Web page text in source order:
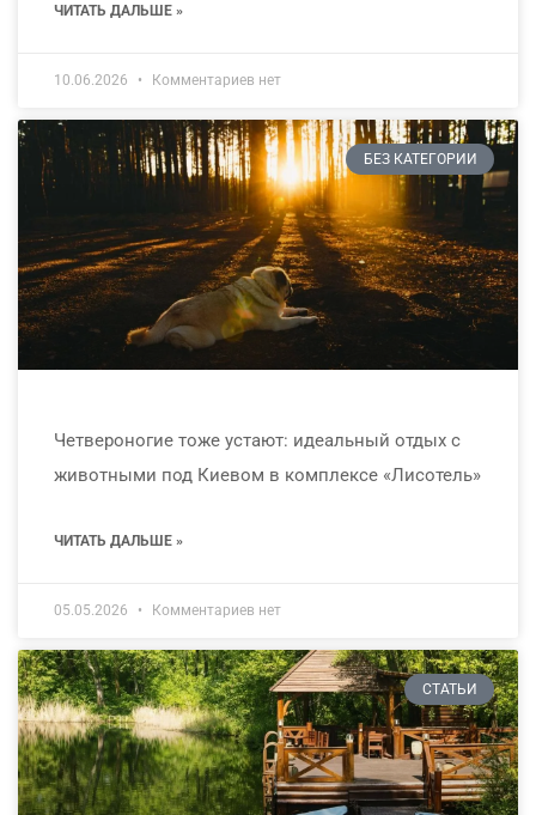
ЧИТАТЬ ДАЛЬШЕ »
10.06.2026 Комментариев нет
БЕЗ КАТЕГОРИИ
Четвероногие тоже устают: идеальный отдых с
животными под Киевом в комплексе «Лисотель»
ЧИТАТЬ ДАЛЬШЕ »
05.05.2026 Комментариев нет
СТАТЬИ